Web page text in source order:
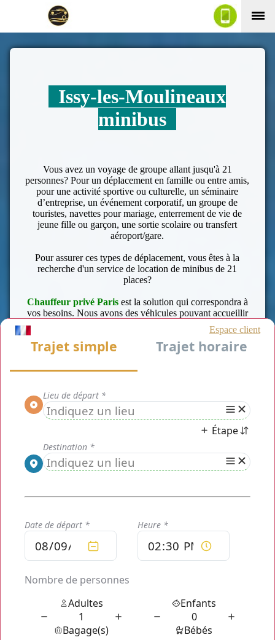
Issy-les-Moulineaux
minibus
Vous avez un voyage de groupe allant jusqu'à 21
personnes? Pour un déplacement en famille ou entre amis,
pour une activité sportive ou culturelle, un séminaire
d’entreprise, un événement corporatif, un groupe de
touristes, navettes pour mariage, enterrement de vie de
jeune fille ou garçon, une sortie scolaire ou transfert
aéroport/gare.
Pour assurer ces types de déplacement, vous êtes à la
recherche d'un service de location de minibus de 21
places?
Chauffeur privé Parisest la solution qui correspondra à
vos besoins. Nous avons des véhicules pouvant accueillir
confortablement jusqu'à 21 passagers.
Nos minibus sont de luxe, parfaitement entretenus,
confortables et équipés vous permettant de profiter de vos
trajets et pour rouler en toute sécurité.
Chauffeur Privé Paris
location de voiture tout type (Berline, van et minibus)
avec chauffeur surIssy-les-Moulineaux
, Paris, Ile de
[WIDGET-1]
sérénité à votre destination. Il est compréhensif, courtois
et a le permis et l'aptitude pour le métier.
Notre service de location
Issy-les-Moulineaux minibus
ou non sur Issy-les-Moulineaux, Paris,...
Pour un aller simple ou un aller-retour, un circuit sur une
ou plusieurs jours, n'hésitez pas à nous les soumettre.
Chez nous, tout est possible sur demande. Consultez
notre calculateur en ligne pour un devis sur mesure.